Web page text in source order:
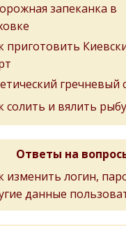
запеканка в
приготовить
гречневый
солить и вялить рыбу
Ответы на
изменить логин,
данные